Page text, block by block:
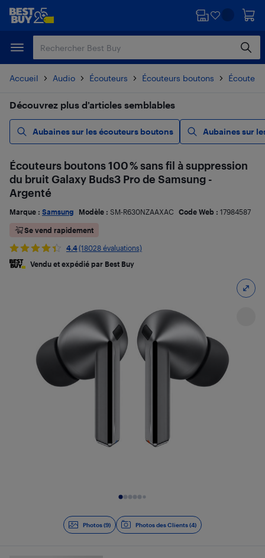
Passer
principal
Passer
Accueil Audio Écouteurs Écouteurs boutons
Découvrez plus d’articles semblables
Aubaines sur les écouteurs boutons Aubaines sur
Photos (9) Photos des Clients (4)
Écouteurs boutons 100 % sans fil à suppression
du bruit Galaxy Buds3 Pro de Samsung -
Argenté
Marque : Samsung Modèle : SM-R630NZAAXAC Code Web : 17984587
Se vend rapidement
4.4(18028 évaluations)
Vendu et expédié par Best Buy